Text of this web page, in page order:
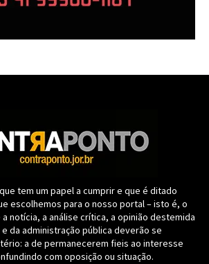
tem um papel a cumprir e que é ditado
escolhemos para o nosso portal – isto é, o
notícia, a análise crítica, a opinião destemida
da administração pública deverão se
a de permanecerem fieis ao interesse
com oposição ou situação.